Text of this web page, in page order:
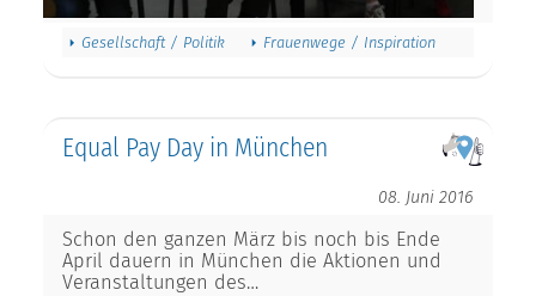
Gesellschaft / Politik Frauenwege / Inspiration
Equal Pay Day in München
08. Juni 2016
Schon den ganzen März bis noch bis Ende
April dauern in München die Aktionen und
Veranstaltungen des…